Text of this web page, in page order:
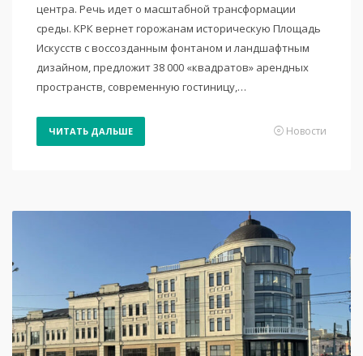
центра. Речь идет о масштабной трансформации
среды. КРК вернет горожанам историческую Площадь
Искусств с воссозданным фонтаном и ландшафтным
дизайном, предложит 38 000 «квадратов» арендных
пространств, современную гостиницу,…
ЧИТАТЬ ДАЛЬШЕ Новости